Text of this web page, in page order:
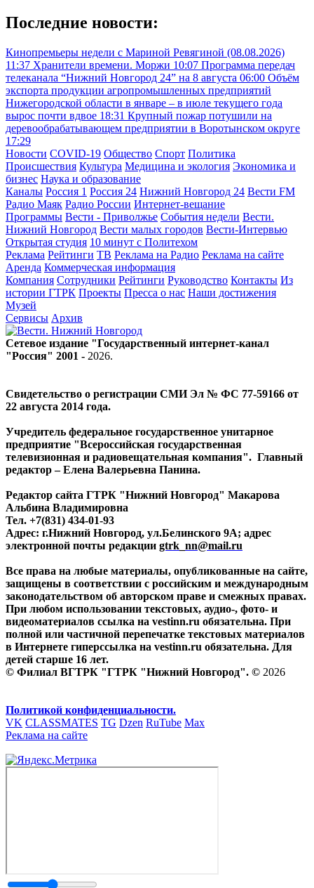
Последние новости:
Кинопремьеры недели с Мариной Ревягиной (08.08.2026)
11:37 Хранители времени. Моржи 10:07 Программа передач
телеканала “Нижний Новгород 24” на 8 августа 06:00 Объём
экспорта продукции агропромышленных предприятий
Нижегородской области в январе – в июле текущего года
вырос почти вдвое 18:31 Крупный пожар потушили на
деревообрабатывающем предприятии в Воротынском округе
17:29
Новости COVID-19 Общество Спорт Политика
Происшествия Культура Медицина и экология Экономика и
бизнес Наука и образование
Каналы Россия 1 Россия 24 Нижний Новгород 24 Вести FM
Радио Маяк Радио России Интернет-вещание
Программы Вести - Приволжье События недели Вести.
Нижний Новгород Вести малых городов Вести-Интервью
Открытая студия 10 минут с Политехом
Реклама Рейтинги ТВ Реклама на Радио Реклама на сайте
Аренда Коммерческая информация
Компания Сотрудники Рейтинги Руководство Контакты Из
истории ГТРК Проекты Пресса о нас Наши достижения
Музей
Сервисы Архив
Сетевое издание "Государственный интернет-канал
"Россия" 2001 - 2026.
Свидетельство о регистрации СМИ Эл № ФС 77-59166 от
22 августа 2014 года.
Учредитель федеральное государственное унитарное
предприятие "Всероссийская государственная
телевизионная и радиовещательная компания". Главный
редактор – Елена Валерьевна Панина.
Редактор сайта ГТРК "Нижний Новгород" Макарова
Альбина Владимировна
Тел. +7(831) 434-01-93
Адрес: г.Нижний Новгород, ул.Белинского 9А; адрес
электронной почты редакции gtrk_nn@mail.ru
Все права на любые материалы, опубликованные на сайте,
защищены в соответствии с российским и международным
законодательством об авторском праве и смежных правах.
При любом использовании текстовых, аудио-, фото- и
видеоматериалов ссылка на vestinn.ru обязательна. При
полной или частичной перепечатке текстовых материалов
в Интернете гиперссылка на vestinn.ru обязательна. Для
детей старше 16 лет.
© Филиал ВГТРК "ГТРК "Нижний Новгород". © 2026
Политикой конфиденциальности.
VK CLASSMATES TG Dzen RuTube Max
Реклама на сайте